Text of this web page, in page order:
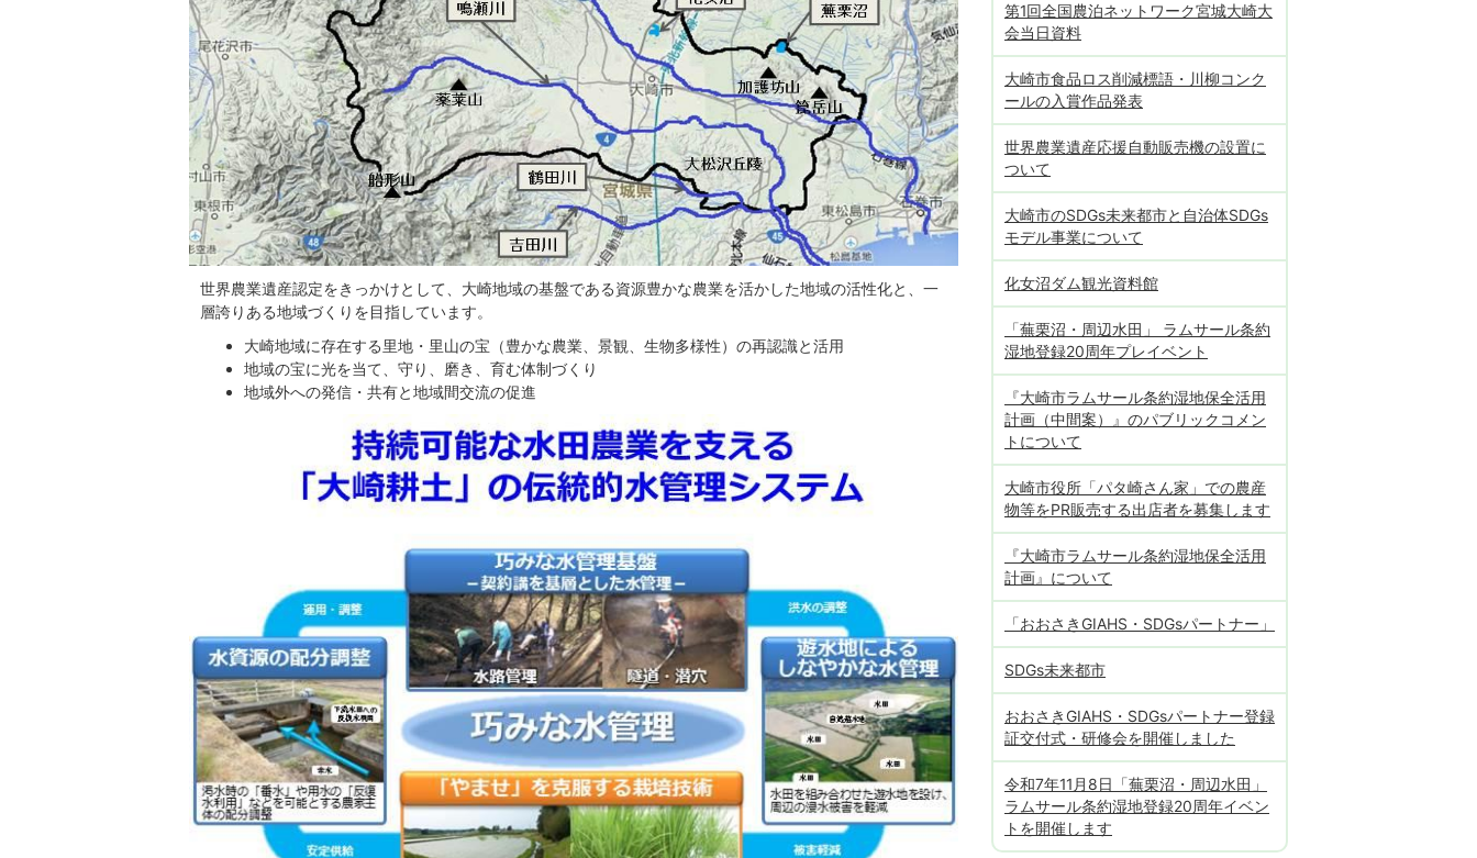
世界農業遺産認定をきっかけとして、大崎地域の基盤である資源豊かな農業を活かした地域の活性化と、一
層誇りある地域づくりを目指しています。
大崎地域に存在する里地・里山の宝（豊かな農業、景観、生物多様性）の再認識と活用
地域の宝に光を当て、守り、磨き、育む体制づくり
地域外への発信・共有と地域間交流の促進
第1回全国農泊ネットワーク宮城大崎大
会当日資料
大崎市食品ロス削減標語・川柳コンク
ールの入賞作品発表
世界農業遺産応援自動販売機の設置に
ついて
大崎市のSDGs未来都市と自治体SDGs
モデル事業について
化女沼ダム観光資料館
「蕪栗沼・周辺水田」 ラムサール条約
湿地登録20周年プレイベント
『大崎市ラムサール条約湿地保全活用
計画（中間案）』のパブリックコメン
トについて
大崎市役所「パタ崎さん家」での農産
物等をPR販売する出店者を募集します
『大崎市ラムサール条約湿地保全活用
計画』について
「おおさきGIAHS・SDGsパートナー」
SDGs未来都市
おおさきGIAHS・SDGsパートナー登録
証交付式・研修会を開催しました
令和7年11月8日「蕪栗沼・周辺水田」
ラムサール条約湿地登録20周年イベン
トを開催します